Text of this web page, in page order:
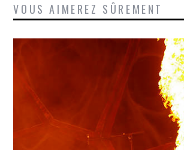
VOUS AIMEREZ SÛREMENT